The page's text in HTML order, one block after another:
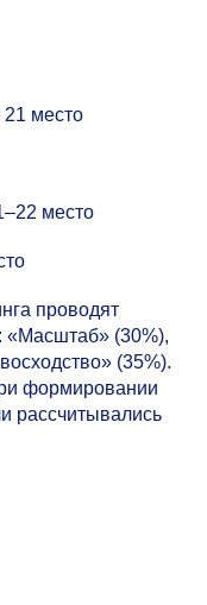
место
место
проводят
«Масштаб» (30%),
(35%).
формировании
рассчитывались